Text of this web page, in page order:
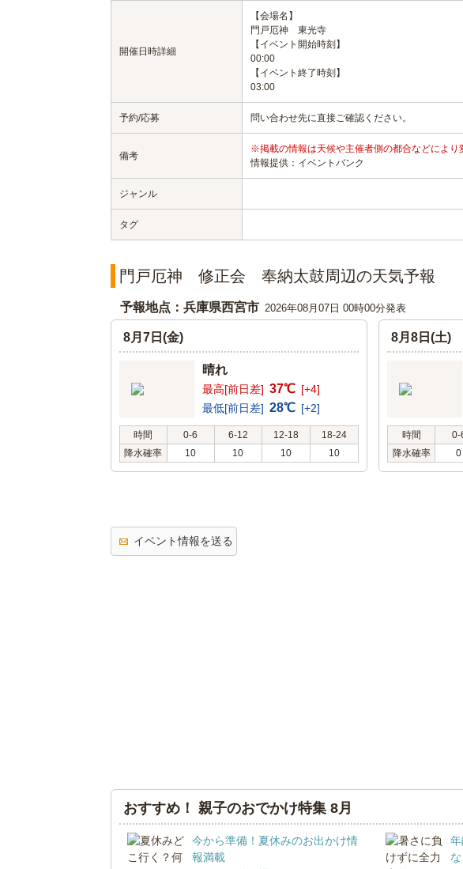
開催日時詳細
【会場名】
門戸厄神 東光寺
【イベント開始時刻】
00:00
【イベント終了時刻】
03:00
予約/応募 問い合わせ先に直接ご確認ください。
備考
※掲載の情報は天候や主催者側の都合などにより
情報提供：イベントバンク
ジャンル
タグ
門戸厄神 修正会 奉納太鼓周辺の天気予報
予報地点：兵庫県西宮市 2026年08月07日 00時00分発表
8月7日(金)
晴れ
最高[前日差] 37℃ [+4]
最低[前日差] 28℃ [+2]
時間 0-6 6-12 12-18
18-24
降水確率
10 10 10 10
8月8日(土)
時間 0-
降水確率
0
イベント情報を送る
おすすめ！ 親子のおでかけ特集 8月
今から準備！夏休みのお出かけ情
報満載